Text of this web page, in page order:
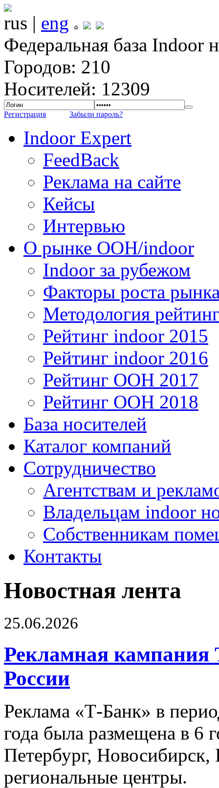
rus | eng
Федеральная база Indoor
Городов: 210
Носителей: 12309
Регистрация Забыли пароль?
Indoor Expert
FeedBack
Реклама на сайте
Кейсы
Интервью
О рынке OOH/indoor
Indoor за рубежом
Факторы роста
Методология
Рейтинг indoor 2015
Рейтинг indoor 2016
Рейтинг OOH 2017
Рейтинг OOH 2018
База носителей
Каталог компаний
Сотрудничество
Агентствам и
Владельцам indoor
Собственникам
Контакты
Новостная лента
25.06.2026
Рекламная кампания
России
Реклама «Т-Банк» в
года была размещена в 6
Петербург,
региональные центры.